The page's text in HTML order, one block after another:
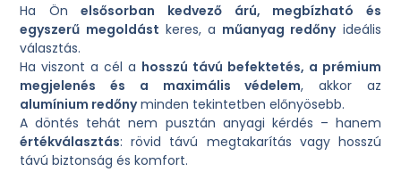
Ha Önelsősorban kedvező árú, megbízható és
egyszerű megoldást keres, a műanyag redőnyideális
választás.
Ha viszont a cél a hosszú távú befektetés, a prémium
megjelenés és a maximális védelem, akkor az
alumínium redőnyminden tekintetben előnyösebb.
A döntés tehát nem pusztán anyagi kérdés – hanem
értékválasztás: rövid távú megtakarítás vagy hosszú
távú biztonság és komfort.